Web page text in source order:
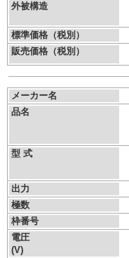
外被構造
標準価格（税別）
販売価格（税別）
メーカー名
品名
型 式
出力
極数
枠番号
電圧
(V)